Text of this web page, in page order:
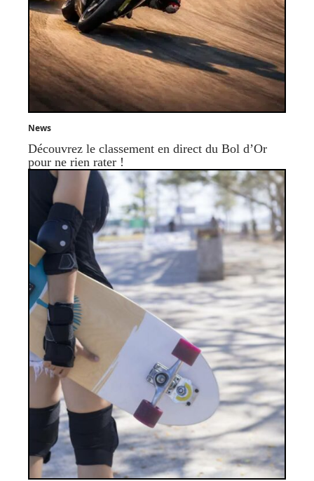
News
Découvrez le classement en direct du Bol d’Or
pour ne rien rater !